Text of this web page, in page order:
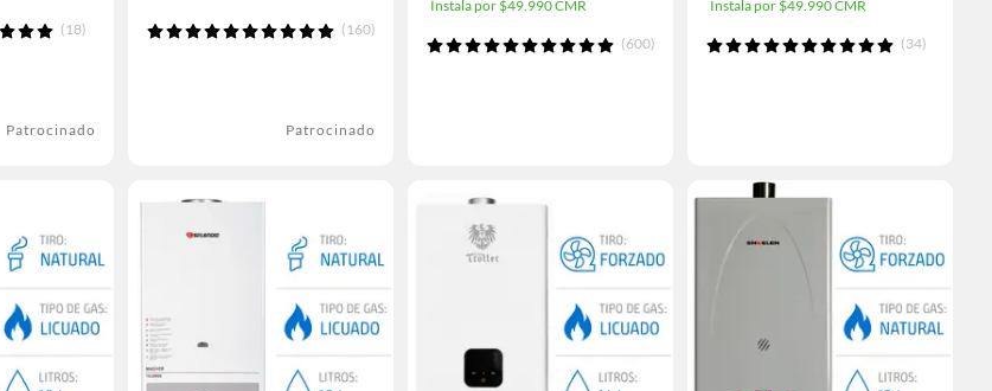
(18)
Patrocinado
(160)
Patrocinado
Instala por $49.990 CMR
(600)
Instala por $49.990 CMR
(34)